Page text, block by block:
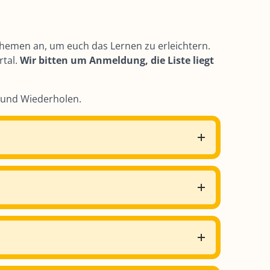
an, um euch das Lernen zu erleichtern.
Wir bitten um Anmeldung, die Liste liegt
Wiederholen.
der schönen Schrift ausprobieren und
verschenken kann.
Fehlerindex hat.